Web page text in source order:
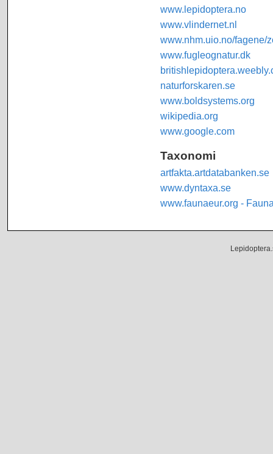
www.lepidoptera.no
www.vlindernet.nl
www.nhm.uio.no/fagene/
www.fugleognatur.dk
naturforskaren.se
www.boldsystems.org
wikipedia.org
www.google.com
Taxonomi
artfakta.artdatabanken.se
www.dyntaxa.se
www.faunaeur.org -